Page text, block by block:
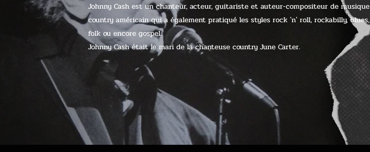
Johnny Cash est un chanteur, acteur, guitariste et auteur-compositeur de musique
country américain qui a également pratiqué les styles rock 'n' roll, rockabilly, blues,
folk ou encore gospel.
Johnny Cash était le mari de la chanteuse country June Carter.